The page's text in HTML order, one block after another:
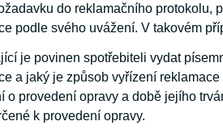
do reklamačního protokolu,
podle svého uvážení. V takovém
je povinen spotřebiteli vydat
a jaký je způsob vyřízení
o provedení opravy a době jejího
k provedení opravy.